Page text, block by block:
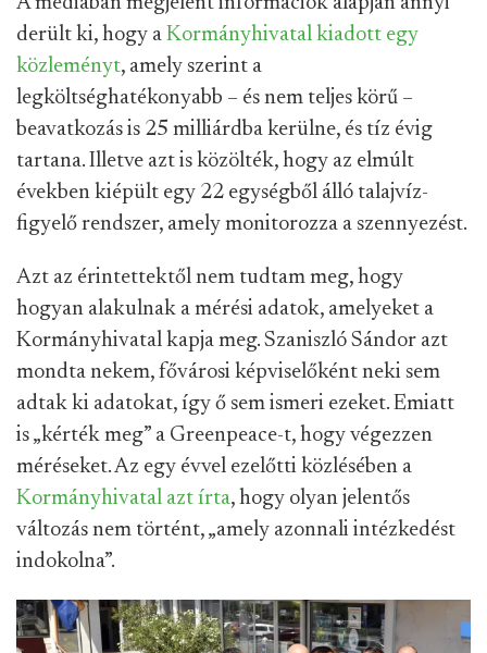
derült ki, hogy a Kormányhivatal kiadott egy
közleményt, amely szerint a
legköltséghatékonyabb – és nem teljes körű –
beavatkozás is 25 milliárdba kerülne, és tíz évig
tartana. Illetve azt is közölték, hogy az elmúlt
években kiépült egy 22 egységből álló talajvíz-
figyelő rendszer, amely monitorozza a szennyezést.
Azt az érintettektől nem tudtam meg, hogy
hogyan alakulnak a mérési adatok, amelyeket a
Kormányhivatal kapja meg. Szaniszló Sándor azt
mondta nekem, fővárosi képviselőként neki sem
adtak ki adatokat, így ő sem ismeri ezeket. Emiatt
is „kérték meg” a Greenpeace-t, hogy végezzen
méréseket. Az egy évvel ezelőtti közlésében a
Kormányhivatal azt írta, hogy olyan jelentős
változás nem történt, „amely azonnali intézkedést
indokolna”.